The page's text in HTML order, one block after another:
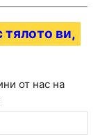
тялото ви,
от нас на